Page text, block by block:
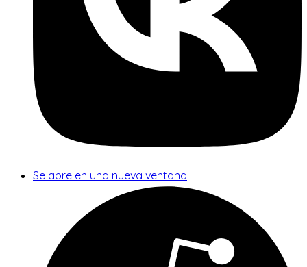
Se abre en una nueva ventana